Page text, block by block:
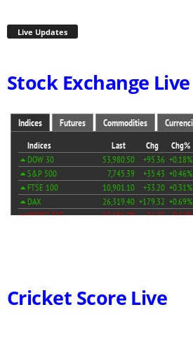
Live Updates
Stock Exchange Live
Cricket Score Live